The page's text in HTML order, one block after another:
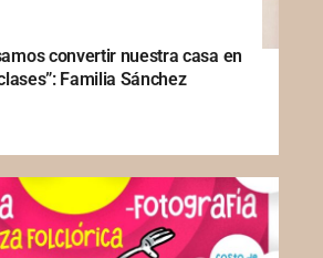
convertir nuestra casa en
Familia Sánchez